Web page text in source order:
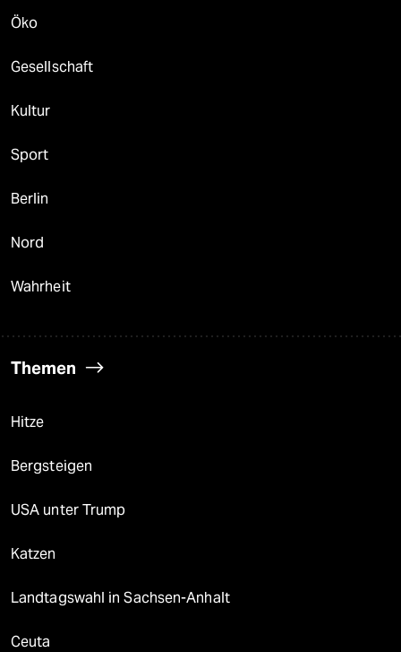
Öko
Gesellschaft
Kultur
Sport
Berlin
Nord
Wahrheit
Themen
Hitze
Bergsteigen
USA unter Trump
Katzen
Landtagswahl in Sachsen-Anhalt
Ceuta